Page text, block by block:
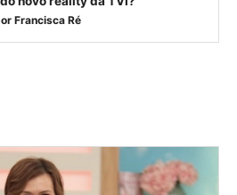
Francisca Ré